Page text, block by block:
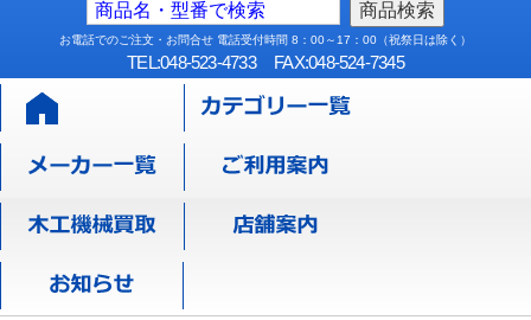
お電話でのご注文・お問合せ 電話受付時間 8：00～17：00（祝祭日は除く）
TEL:048-523-4733 FAX:048-524-7345